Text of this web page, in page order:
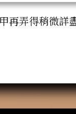
再弄得稍微